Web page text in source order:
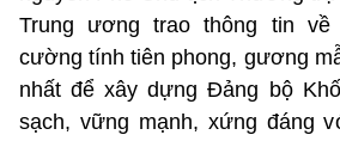
Trung ương trao thông tin về
cường tính tiên phong, gương
nhất để xây dựng Đảng bộ
sạch, vững mạnh, xứng đáng